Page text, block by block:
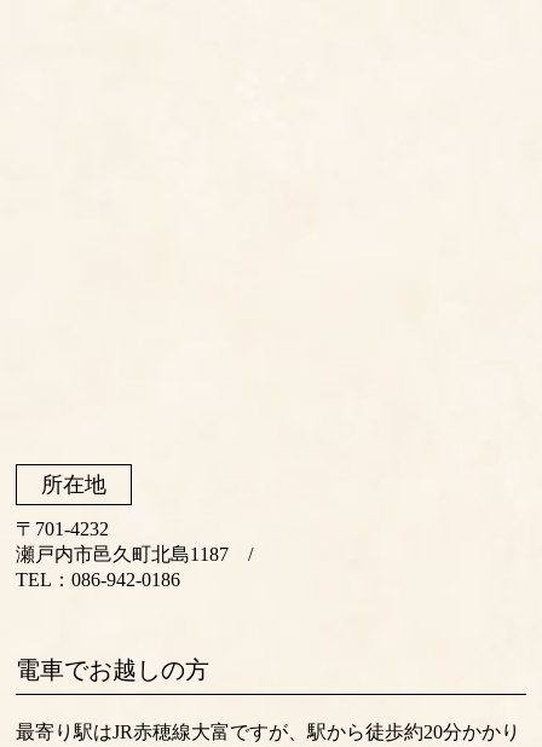
所在地
〒701-4232
瀬戸内市邑久町北島1187 /
TEL：086-942-0186
電車でお越しの方
最寄り駅はJR赤穂線大富ですが、駅から徒歩約20分かかり